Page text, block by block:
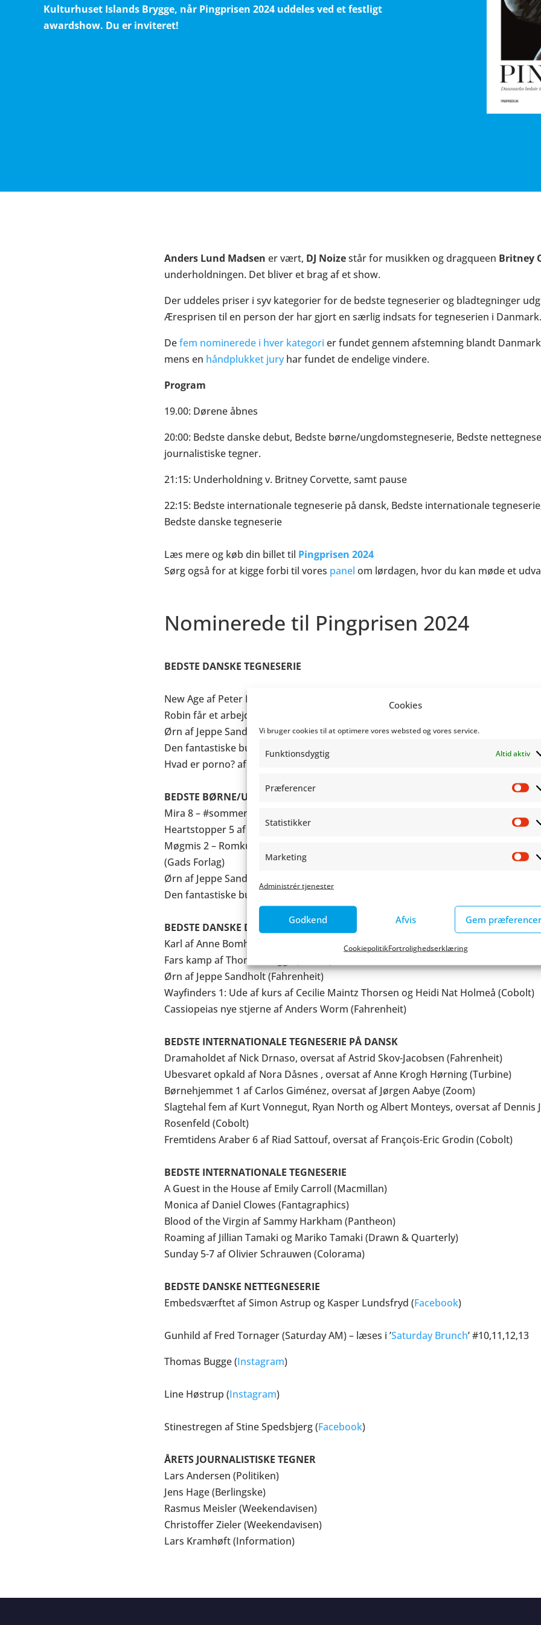
Cookies
Vi bruger cookies til at optimere vores websted og vores service.
Funktionsdygtig Altid aktiv
Præferencer
Statistikker
Marketing
Administrér tjenester
Godkend Afvis Gem præferencer
CookiepolitikFortrolighedserklæring
Kulturhuset Islands Brygge, når Pingprisen 2024 uddeles ved et festligt
awardshow. Du er inviteret!
Anders Lund Madsen er vært, DJ Noizestår for musikken og dragqueen Britney
underholdningen. Det bliver et brag af et show.
Der uddeles priser i syv kategorier for de bedste tegneserier og bladtegninger
Æresprisen til en person der har gjort en særlig indsats for tegneserien i Danmark.
Defem nominerede i hver kategori er fundet gennem afstemning blandt
mens en håndplukket jury har fundet de endelige vindere.
Program
19.00: Dørene åbnes
20:00: Bedste danske debut, Bedste børne/ungdomstegneserie, Bedste
journalistiske tegner.
21:15: Underholdning v. Britney Corvette, samt pause
22:15: Bedste internationale tegneserie på dansk, Bedste internationale
Bedste danske tegneserie
Læs mere og køb din billet til Pingprisen 2024
Sørg også for at kigge forbi til vores panel om lørdagen, hvor du kan møde et
Nominerede til Pingprisen 2024
BEDSTE DANSKE TEGNESERIE
New Age af Peter Kielland (Fahrenheit)
Robin får et arbejde af Johan F. Krarup (Optic Circus Press/Fiesta Forlaget)
Ørn af Jeppe Sandholt (Fahrenheit)
Den fantastiske bus af Jakob Martin Strid (Gyldendal)
Hvad er porno? af Kristine Tiedt (Gyldendal)
BEDSTE BØRNE/UNGDOMSTEGNESERIE
Mira 8 – #sommer #kærester #telttur af Sabine Lemire og Rasmus Bregnhøi
Heartstopper 5 af Alice Oseman (Politikens Forlag)
Møgmis 2 – Romkugler i mosen og en total kattestrofe af Sophie Souid og
(Gads Forlag)
Ørn af Jeppe Sandholt (Fahrenheit)
Den fantastiske bus af Jakob Martin Strid (Gyldendal)
BEDSTE DANSKE DEBUT
Karl af Anne Bomholt (Cobolt)
Fars kamp af Thomas Bugge (Cobolt)
Ørn af Jeppe Sandholt (Fahrenheit)
Wayfinders 1: Ude af kurs af Cecilie Maintz Thorsen og Heidi Nat Holmeå (Cobolt)
Cassiopeias nye stjerne af Anders Worm (Fahrenheit)
BEDSTE INTERNATIONALE TEGNESERIE PÅ DANSK
Dramaholdet af Nick Drnaso, oversat af Astrid Skov-Jacobsen (Fahrenheit)
Ubesvaret opkald af Nora Dåsnes , oversat af Anne Krogh Hørning (Turbine)
Børnehjemmet 1 af Carlos Giménez, oversat af Jørgen Aabye (Zoom)
Slagtehal fem af Kurt Vonnegut, Ryan North og Albert Monteys, oversat af Dennis
Rosenfeld (Cobolt)
Fremtidens Araber 6 af Riad Sattouf, oversat af François-Eric Grodin (Cobolt)
BEDSTE INTERNATIONALE TEGNESERIE
A Guest in the House af Emily Carroll (Macmillan)
Monica af Daniel Clowes (Fantagraphics)
Blood of the Virgin af Sammy Harkham (Pantheon)
Roaming af Jillian Tamaki og Mariko Tamaki (Drawn & Quarterly)
Sunday 5-7 af Olivier Schrauwen (Colorama)
BEDSTE DANSKE NETTEGNESERIE
Embedsværftet af Simon Astrup og Kasper Lundsfryd (Facebook)
Gunhild af Fred Tornager (Saturday AM) – læses i ’Saturday Brunch’ #10,11,12,13
Thomas Bugge (Instagram)
Line Høstrup (Instagram)
Stinestregen af Stine Spedsbjerg (Facebook)
ÅRETS JOURNALISTISKE TEGNER
Lars Andersen (Politiken)
Jens Hage (Berlingske)
Rasmus Meisler (Weekendavisen)
Christoffer Zieler (Weekendavisen)
Lars Kramhøft (Information)